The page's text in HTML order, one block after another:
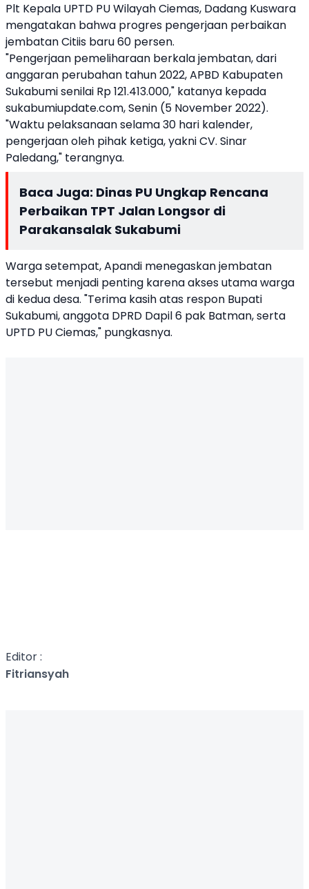
Plt Kepala UPTD PU Wilayah Ciemas, Dadang Kuswara
mengatakan bahwa progres pengerjaan perbaikan
jembatan Citiis baru 60 persen.
"Pengerjaan pemeliharaan berkala jembatan, dari
anggaran perubahan tahun 2022, APBD Kabupaten
Sukabumi senilai Rp 121.413.000," katanya kepada
sukabumiupdate.com, Senin (5 November 2022).
"Waktu pelaksanaan selama 30 hari kalender,
pengerjaan oleh pihak ketiga, yakni CV. Sinar
Paledang," terangnya.
Baca Juga: Dinas PU Ungkap Rencana
Perbaikan TPT Jalan Longsor di
Parakansalak Sukabumi
Warga setempat, Apandi menegaskan jembatan
tersebut menjadi penting karena akses utama warga
di kedua desa. "Terima kasih atas respon Bupati
Sukabumi, anggota DPRD Dapil 6 pak Batman, serta
UPTD PU Ciemas," pungkasnya.
Editor :
Fitriansyah